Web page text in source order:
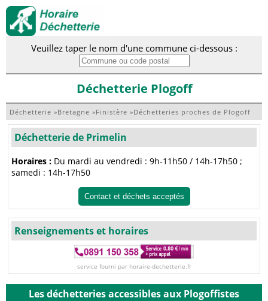
Veuillez taper le nom d'une commune ci-dessous :
Déchetterie Plogoff
Déchetterie »Bretagne »Finistère »Déchetteries proches de Plogoff
Déchetterie de Primelin
Horaires : Du mardi au vendredi : 9h-11h50 / 14h-17h50 ;
samedi : 14h-17h50
Contact et déchets acceptés
Renseignements et horaires
service fourni par horaire-dechetterie.fr
Les déchetteries accessibles aux Plogoffistes